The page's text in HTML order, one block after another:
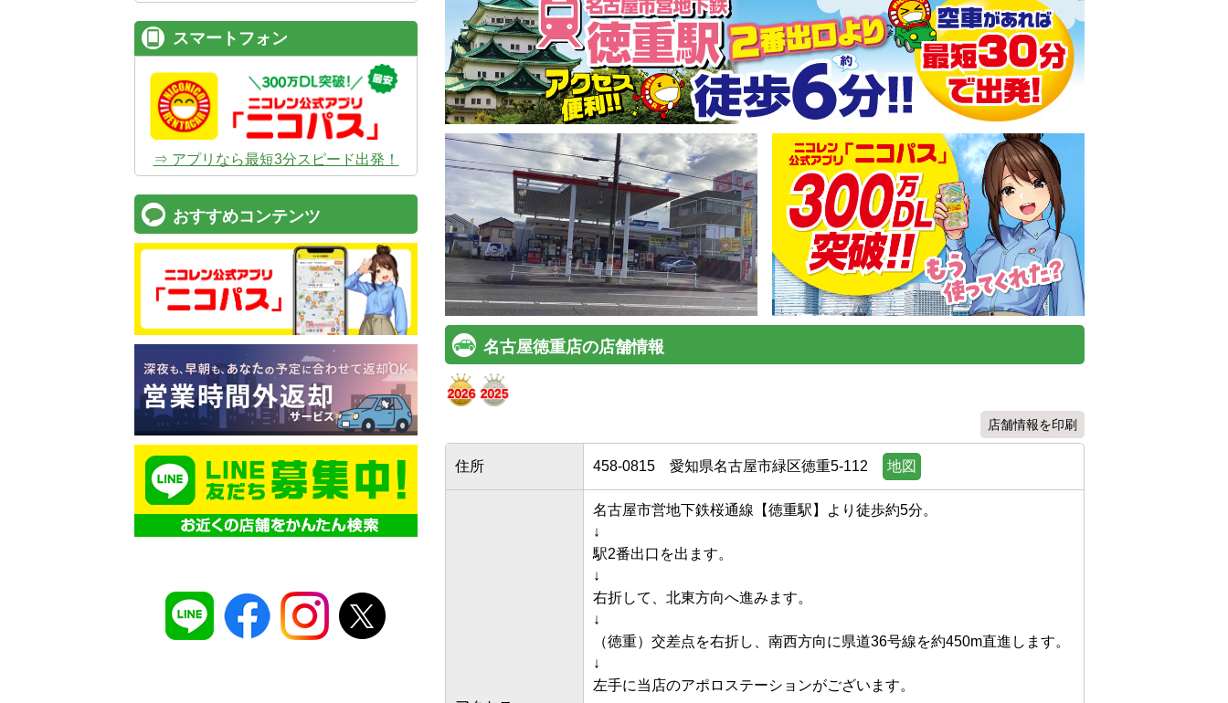
名古屋徳重店の店舗情報
店舗情報を印刷
住所 458-0815 愛知県名古屋市緑区徳重5-112 地図
名古屋市営地下鉄桜通線【徳重駅】より徒歩約5分。
↓
駅2番出口を出ます。
↓
右折して、北東方向へ進みます。
↓
（徳重）交差点を右折し、南西方向に県道36号線を約450m直進します。
↓
スマートフォン
⇒ アプリなら最短3分スピード出発！
おすすめコンテンツ